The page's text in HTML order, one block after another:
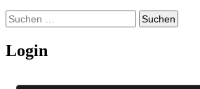
Suchen
nach:
Login